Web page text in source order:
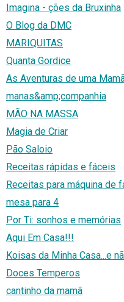
Imagina - ções da Bruxinha
O Blog da DMC
MARIQUITAS
Quanta Gordice
As Aventuras de uma
manas&amp;companhia
MÃO NA MASSA
Magia de Criar
Pão Saloio
Receitas rápidas e fáceis
Receitas para máquina de
mesa para 4
Por Ti: sonhos e memórias
Aqui Em Casa!!!
Koisas da Minha Casa...e
Doces Temperos
cantinho da mamã